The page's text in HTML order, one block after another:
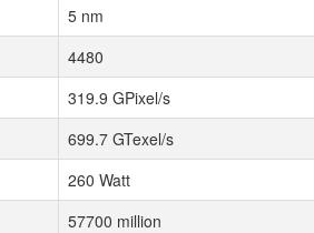
5 nm
4480
319.9 GPixel/s
699.7 GTexel/s
260 Watt
57700 million